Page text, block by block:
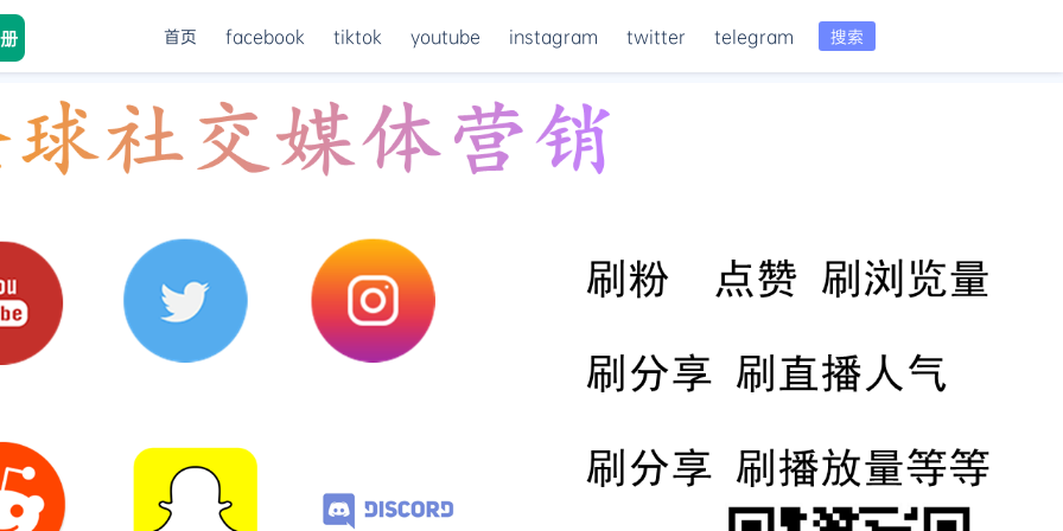
搜索
首页 facebook tiktok youtube instagram twitter telegram